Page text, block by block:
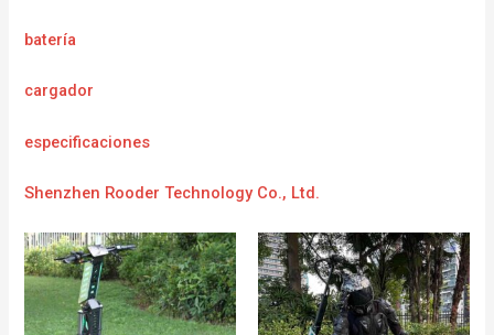
batería
cargador
especificaciones
Shenzhen Rooder Technology Co., Ltd.